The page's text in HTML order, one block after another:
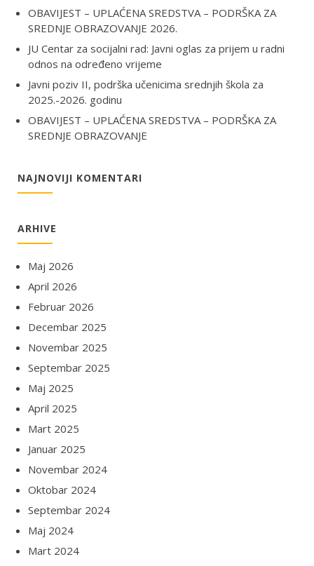
OBAVIJEST – UPLAĆENA SREDSTVA – PODRŠKA ZA
SREDNJE OBRAZOVANJE 2026.
JU Centar za socijalni rad: Javni oglas za prijem u radni
odnos na određeno vrijeme
Javni poziv II, podrška učenicima srednjih škola za
2025.-2026. godinu
OBAVIJEST – UPLAĆENA SREDSTVA – PODRŠKA ZA
SREDNJE OBRAZOVANJE
NAJNOVIJI KOMENTARI
ARHIVE
Maj 2026
April 2026
Februar 2026
Decembar 2025
Novembar 2025
Septembar 2025
Maj 2025
April 2025
Mart 2025
Januar 2025
Novembar 2024
Oktobar 2024
Septembar 2024
Maj 2024
Mart 2024